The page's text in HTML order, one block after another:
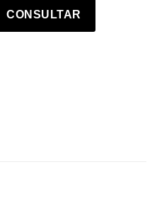
CONSULTAR